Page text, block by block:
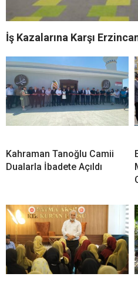
İş Kazalarına Karşı
Kahraman Tanoğlu Camii
Dualarla İbadete Açıldı